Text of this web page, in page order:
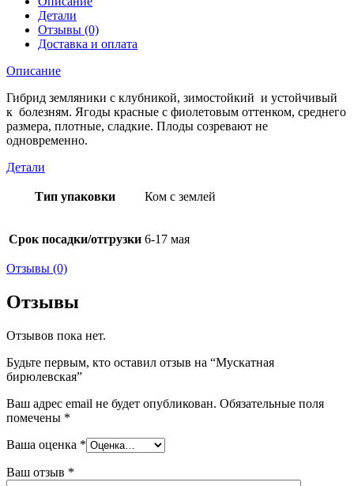
Детали
Отзывы (0)
Доставка и оплата
Описание
Гибрид земляники с клубникой, зимостойкий и устойчивый
к болезням. Ягоды красные с фиолетовым оттенком, среднего
размера, плотные, сладкие. Плоды созревают не
одновременно.
Детали
Тип упаковки Ком с землей
Срок посадки/отгрузки 6-17 мая
Отзывы (0)
Отзывы
Отзывов пока нет.
Будьте первым, кто оставил отзыв на “Мускатная
бирюлевская”
Ваш адрес email не будет опубликован. Обязательные поля
помечены *
Ваша оценка *
Ваш отзыв *